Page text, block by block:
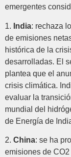
emergentes
1. India: rechaza
de emisiones
histórica de la
desarrolladas. El
plantea que el
crisis climática.
evaluar la
mundial del
de Energía de
2. China: se ha
emisiones de